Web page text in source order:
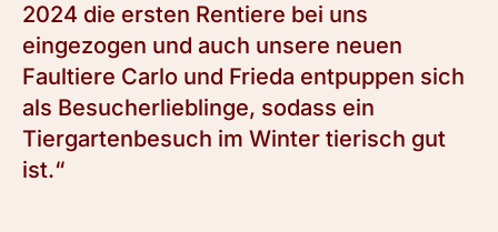
2024 die ersten Rentiere bei uns
eingezogen und auch unsere neuen
Faultiere Carlo und Frieda entpuppen sich
als Besucherlieblinge, sodass ein
Tiergartenbesuch im Winter tierisch gut
ist.“